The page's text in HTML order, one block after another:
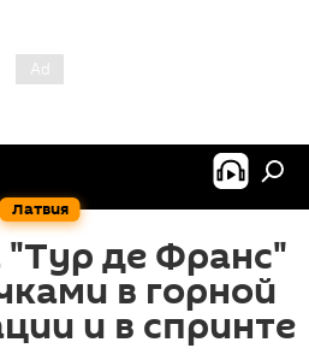
Латвия
де Франс"
в горной
и в спринте